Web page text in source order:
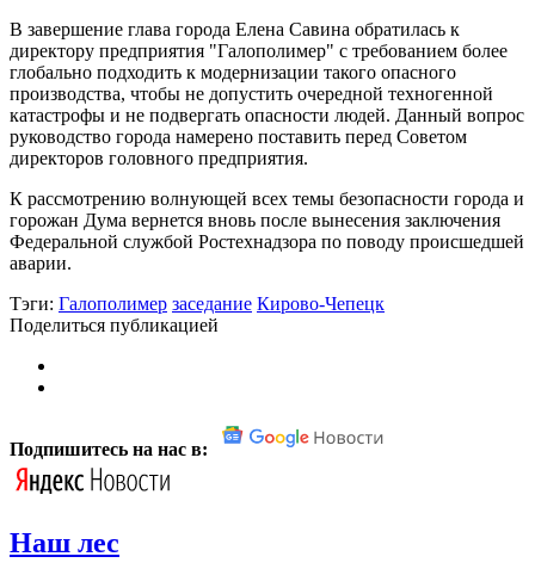
В завершение глава города Елена Савина обратилась к
директору предприятия "Галополимер" с требованием более
глобально подходить к модернизации такого опасного
производства, чтобы не допустить очередной техногенной
катастрофы и не подвергать опасности людей. Данный вопрос
руководство города намерено поставить перед Советом
директоров головного предприятия.
К рассмотрению волнующей всех темы безопасности города и
горожан Дума вернется вновь после вынесения заключения
Федеральной службой Ростехнадзора по поводу происшедшей
аварии.
Тэги: Галополимер заседание Кирово-Чепецк
Поделиться публикацией
Подпишитесь на нас в:
Наш лес